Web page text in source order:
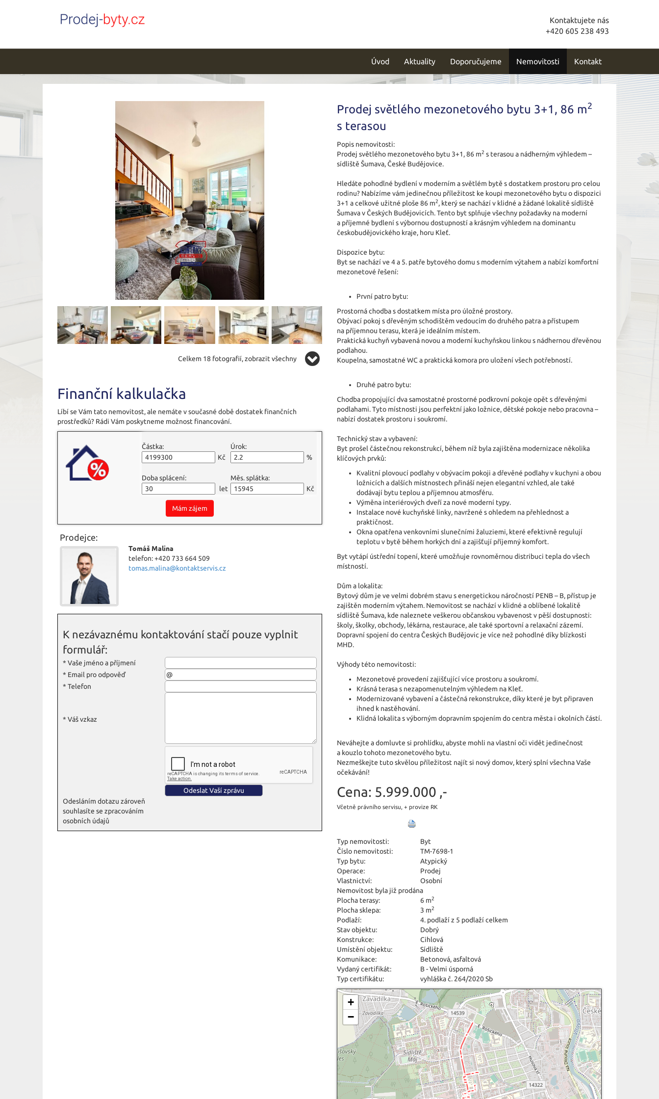
Kontaktujete nás
+420 605 238 493
Úvod Aktuality Doporučujeme Nemovitosti Kontakt
Celkem 18 fotografií, zobrazit všechny
Finanční kalkulačka
Líbí se Vám tato nemovitost, ale nemáte v současné době dostatek finančních
prostředků? Rádi Vám poskytneme možnost financování.
Částka:
Kč
Úrok:
%
Doba splácení:
let
Měs. splátka:
Kč
Mám zájem
Prodejce:
Tomáš Malina
telefon: +420 733 664 509
tomas.malina@kontaktservis.cz
K nezávaznému kontaktování stačí pouze vyplnit
formulář:
* Vaše jméno a příjmení
* Email pro odpověď
* Telefon
* Váš vzkaz
Odesláním dotazu zároveň
souhlasíte se zpracováním
osobních údajů
Prodej světlého mezonetového bytu 3+1, 86 m2
s terasou
Popis nemovitosti:
Prodej světlého mezonetového bytu 3+1, 86 m2 s terasou a nádherným výhledem –
sídliště Šumava, České Budějovice.
Hledáte pohodlné bydlení v moderním a světlém bytě s dostatkem prostoru pro celou
rodinu? Nabízíme vám jedinečnou příležitost ke koupi mezonetového bytu o dispozici
3+1 a celkové užitné ploše 86 m2, který se nachází v klidné a žádané lokalitě sídliště
Šumava v Českých Budějovicích. Tento byt splňuje všechny požadavky na moderní
a příjemné bydlení s výbornou dostupností a krásným výhledem na dominantu
českobudějovického kraje, horu Kleť.
Dispozice bytu:
Byt se nachází ve 4 a 5. patře bytového domu s moderním výtahem a nabízí komfortní
mezonetové řešení:
První patro bytu:
Prostorná chodba s dostatkem místa pro úložné prostory.
Obývací pokoj s dřevěným schodištěm vedoucím do druhého patra a přístupem
na příjemnou terasu, která je ideálním místem.
Praktická kuchyň vybavená novou a moderní kuchyňskou linkou s nádhernou dřevěnou
podlahou.
Koupelna, samostatné WC a praktická komora pro uložení všech potřebností.
Druhé patro bytu:
Chodba propojující dva samostatné prostorné podkrovní pokoje opět s dřevěnými
podlahami. Tyto místnosti jsou perfektní jako ložnice, dětské pokoje nebo pracovna –
nabízí dostatek prostoru i soukromí.
Technický stav a vybavení:
Byt prošel částečnou rekonstrukcí, během níž byla zajištěna modernizace několika
klíčových prvků:
Kvalitní plovoucí podlahy v obývacím pokoji a dřevěné podlahy v kuchyni a obou
ložnicích a dalších místnostech přináší nejen elegantní vzhled, ale také
dodávají bytu teplou a příjemnou atmosféru.
Výměna interiérových dveří za nové moderní typy.
Instalace nové kuchyňské linky, navržené s ohledem na přehlednost a
praktičnost.
Okna opatřena venkovními slunečními žaluziemi, které efektivně regulují
teplotu v bytě během horkých dní a zajišťují příjemný komfort.
Byt vytápí ústřední topení, které umožňuje rovnoměrnou distribuci tepla do všech
místností.
Dům a lokalita:
Bytový dům je ve velmi dobrém stavu s energetickou náročností PENB – B, přístup je
zajištěn moderním výtahem. Nemovitost se nachází v klidné a oblíbené lokalitě
sídliště Šumava, kde naleznete veškerou občanskou vybavenost v pěší dostupnosti:
školy, školky, obchody, lékárna, restaurace, ale také sportovní a relaxační zázemí.
Dopravní spojení do centra Českých Budějovic je více než pohodlné díky blízkosti
MHD.
Výhody této nemovitosti:
Mezonetové provedení zajišťující více prostoru a soukromí.
Krásná terasa s nezapomenutelným výhledem na Kleť.
Modernizované vybavení a částečná rekonstrukce, díky které je byt připraven
ihned k nastěhování.
Klidná lokalita s výborným dopravním spojením do centra města i okolních částí.
Neváhejte a domluvte si prohlídku, abyste mohli na vlastní oči vidět jedinečnost
a kouzlo tohoto mezonetového bytu.
Nezmeškejte tuto skvělou příležitost najít si nový domov, který splní všechna Vaše
očekávání!
Cena: 5.999.000 ,-
Včetně právního servisu, + provize RK
Typ nemovitosti:
Byt
Číslo nemovitosti:
TM-7698-1
Typ bytu:
Atypický
Operace:
Prodej
Vlastnictví:
Osobní
Nemovitost byla již prodána
Plocha terasy:
6 m2
Plocha sklepa: 3 m2
Podlaží:
4. podlaží z 5 podlaží celkem
Stav objektu:
Dobrý
Konstrukce:
Cihlová
Umístění objektu:
Sídliště
Komunikace:
Betonová,asfaltová
Vydaný certifikát:
B - Velmi úsporná
Typ certifikátu:
vyhláška č. 264/2020 Sb
+
−